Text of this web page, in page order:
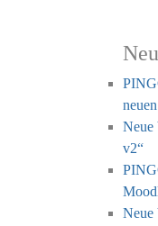
Neue
v2“
Neue